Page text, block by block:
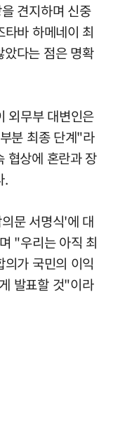
견지하며 신중
바 하메네이 최
다는 점은 명확
외무부 대변인은
분 최종 단계"라
협상에 혼란과 장
.
문 서명식'에 대
"우리는 아직 최
가 국민의 이익
발표할 것"이라